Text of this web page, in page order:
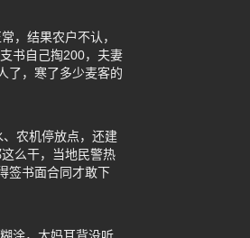
，结果农户不认，
书自己掏200，夫妻
了，寒了多少麦客的
农机停放点，还建
么干，当地民警热
签书面合同才敢下